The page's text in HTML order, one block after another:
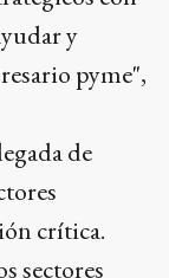
y
pyme",
de
crítica.
sectores